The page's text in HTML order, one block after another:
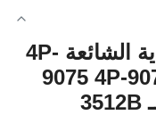
حقن الوقود للسكك الحديدية الشائعة 4P-
9075 4P-
0345 7C-4175 7E-8836 لـ 3512B